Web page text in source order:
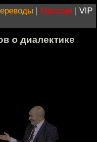
| Магазин | VIP
о диалектике